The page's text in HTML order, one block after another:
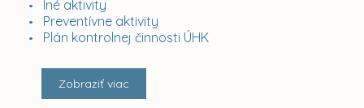
Iné aktivity
Preventívne aktivity
Plán kontrolnej činnosti ÚHK
Zobraziť viac